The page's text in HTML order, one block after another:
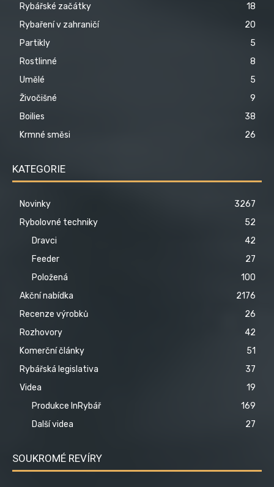
Rybářské začátky
18
Rybaření v zahraničí
20
Partikly
5
Rostlinné
8
Umělé
5
Živočišné
9
Boilies
38
Krmné směsi
26
KATEGORIE
Novinky
3267
Rybolovné techniky
52
Dravci
42
Feeder
27
Položená
100
Akční nabídka
2176
Recenze výrobků
26
Rozhovory
42
Komerční články
51
Rybářská legislativa
37
Videa
19
Produkce InRybář
169
Další videa
27
SOUKROMÉ REVÍRY